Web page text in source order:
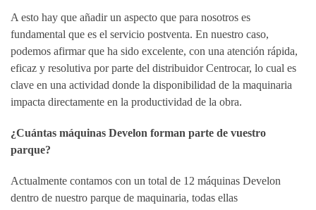
A esto hay que añadir un aspecto que para nosotros es
fundamental que es el servicio postventa. En nuestro caso,
podemos afirmar que ha sido excelente, con una atención rápida,
eficaz y resolutiva por parte del distribuidor Centrocar, lo cual es
clave en una actividad donde la disponibilidad de la maquinaria
impacta directamente en la productividad de la obra.
¿Cuántas máquinas Develon forman parte de vuestro
parque?
Actualmente contamos con un total de 12 máquinas Develon
dentro de nuestro parque de maquinaria, todas ellas